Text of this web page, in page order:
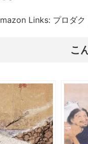
Links: プロダク
こ